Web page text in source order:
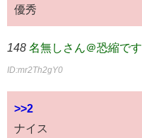
優秀
148 名無しさん＠恐縮です
ID:mr2Th2gY0
>>2
ナイス